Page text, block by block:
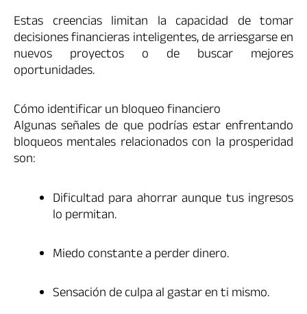
Estas creencias limitan la capacidad de tomar
decisiones financieras inteligentes, de arriesgarse en
nuevos proyectos o de buscar mejores
oportunidades.
Cómo identificar un bloqueo financiero
Algunas señales de que podrías estar enfrentando
bloqueos mentales relacionados con la prosperidad
son:
Dificultad para ahorrar aunque tus ingresos
lo permitan.
Miedo constante a perder dinero.
Sensación de culpa al gastar en ti mismo.